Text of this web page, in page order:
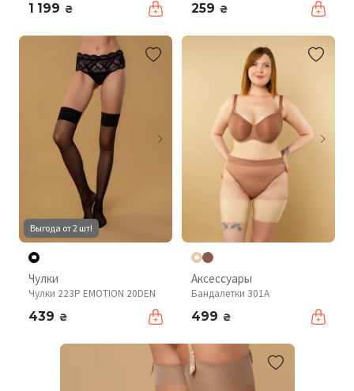
1 199 ₴ 259 ₴
Выгода от 2 шт!
Чулки
Чулки 223P EMOTION 20DEN
439 ₴
Аксессуары
Бандалетки 301A
499 ₴